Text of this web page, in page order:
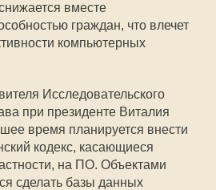
вместе
граждан, что влечет
компьютерных
Исследовательского
при президенте Виталия
время планируется внести
кодекс, касающиеся
на ПО. Объектами
сделать базы данных